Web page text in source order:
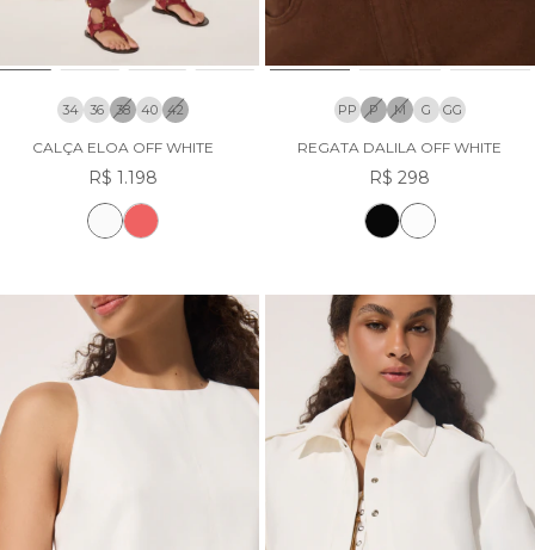
34 36 38 40 42
CALÇA ELOA OFF WHITE
R$ 1.198
PP P M G GG
REGATA DALILA OFF WHITE
R$ 298